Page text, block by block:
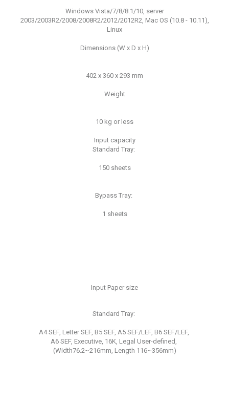
Windows Vista/7/8/8.1/10, server
2003/2003R2/2008/2008R2/2012/2012R2, Mac OS (10.8 - 10.11),
Linux
Dimensions (W x D x H)
402 x 360 x 293 mm
Weight
10 kg or less
Input capacity
Standard Tray:
150 sheets
Bypass Tray:
1 sheets
Input Paper size
Standard Tray:
A4 SEF, Letter SEF, B5 SEF, A5 SEF/LEF, B6 SEF/LEF,
A6 SEF, Executive, 16K, Legal User-defined,
(Width76.2~216mm, Length 116~356mm)